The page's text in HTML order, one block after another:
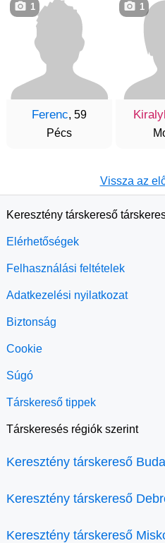
Ferenc, 59
Pécs
1 1
Vissza az
Keresztény társkereső
Elérhetőségek
Felhasználási feltételek
Adatkezelési nyilatkozat
Biztonság
Cookie
Súgó
Társkereső tippek
Társkeresés régiók szerint
Keresztény társkereső
Keresztény társkereső
Keresztény társkereső